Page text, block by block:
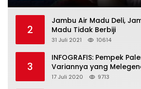
2
Jambu Air Madu Deli,
Madu Tidak Berbiji
31 Juli 2021 10614
3
INFOGRAFIS: Pempek
Variannya yang
17 Juli 2020 9713